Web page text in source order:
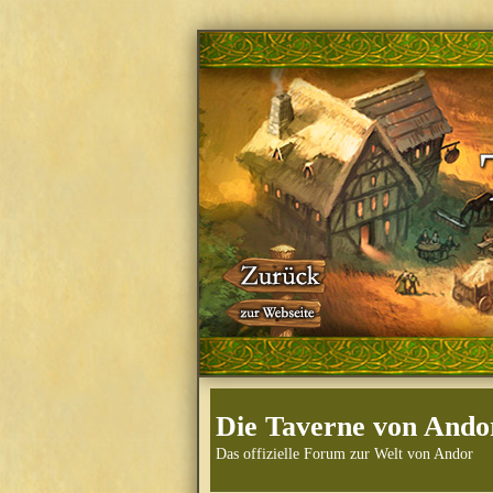
Die Taverne von
Das offizielle Forum zur Welt von Andor